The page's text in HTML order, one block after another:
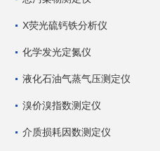
X荧光硫钙铁分析仪
化学发光定氮仪
液化石油气蒸气压测定仪
溴价溴指数测定仪
介质损耗因数测定仪